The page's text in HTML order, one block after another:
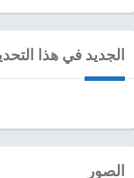
الجديد في هذا
الصور